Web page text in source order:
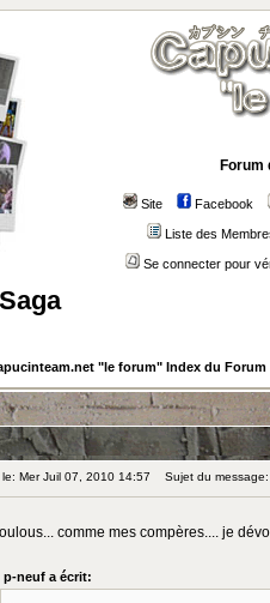
Forum
Site Facebook
Liste des
Se connecter pour
"le forum" Index du Forum
Mer Juil 07, 2010 14:57 Sujet du
comme mes compères.... je
p-neuf a écrit: